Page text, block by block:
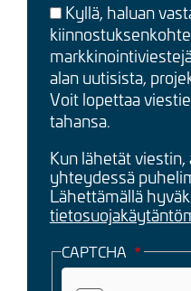
Kyllä, haluan
alan uutisista,
Voit lopettaa
tahansa.
Kun lähetät
yhteydessä
Lähettämällä
CAPTCHA